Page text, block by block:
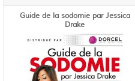
Guide de la sodomie par Jessica
Drake